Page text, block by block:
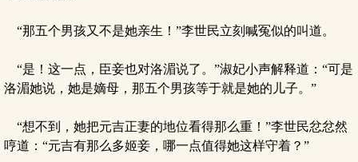
“那五个男孩又不是她亲生！”李世民立刻喊冤似的叫道。
“是！这一点，臣妾也对洛湄说了。”淑妃小声解释道：“可是
洛湄她说，她是嫡母，那五个男孩等于就是她的儿子。”
“想不到，她把元吉正妻的地位看得那么重！”李世民忿忿然
哼道：“元吉有那么多姬妾，哪一点值得她这样守着？”